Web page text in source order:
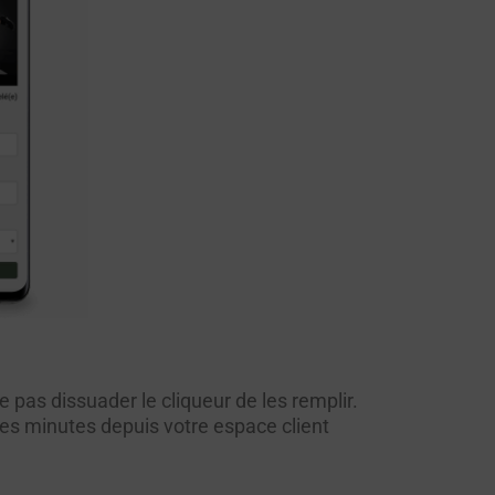
dissuader le cliqueur de les remplir.
minutes depuis votre espace client